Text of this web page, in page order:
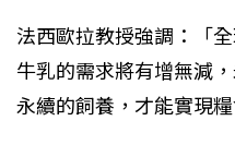
法西歐拉教授強調：「
牛乳的需求將有增無減
永續的飼養，才能實現